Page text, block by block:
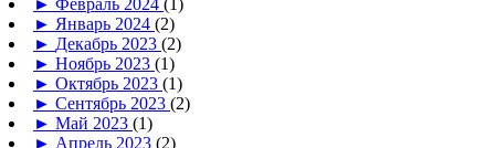
► Февраль 2024 (1)
► Январь 2024 (2)
► Декабрь 2023 (2)
► Ноябрь 2023 (1)
► Октябрь 2023 (1)
► Сентябрь 2023 (2)
► Май 2023 (1)
► Апрель 2023 (2)